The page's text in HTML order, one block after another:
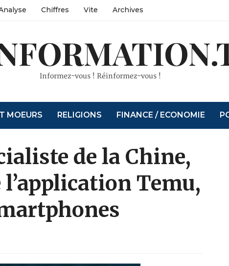
Chiffres Vite Archives
Informez-vous ! Réinformez-vous !
MOEURS RELIGIONS FINANCE / ECONOMIE
de la Chine,
Temu,